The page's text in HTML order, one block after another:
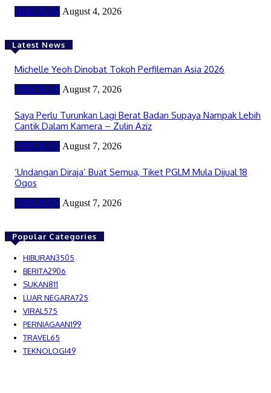
HIBURAN August 4, 2026
Latest News
Michelle Yeoh Dinobat Tokoh Perfileman Asia 2026
HIBURAN August 7, 2026
Saya Perlu Turunkan Lagi Berat Badan Supaya Nampak Lebih
Cantik Dalam Kamera – Zulin Aziz
HIBURAN August 7, 2026
‘Undangan Diraja’ Buat Semua, Tiket PGLM Mula Dijual 18
Ogos
HIBURAN August 7, 2026
Popular Categories
HIBURAN3505
BERITA2906
SUKAN811
LUAR NEGARA725
VIRAL 575
PERNIAGAAN199
TRAVEL 65
TEKNOLOGI49